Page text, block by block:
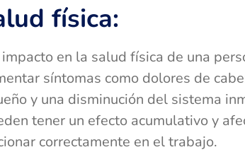
física:
en la salud física de una
síntomas como dolores de
y una disminución del sistema
tener un efecto acumulativo y
correctamente en el trabajo.